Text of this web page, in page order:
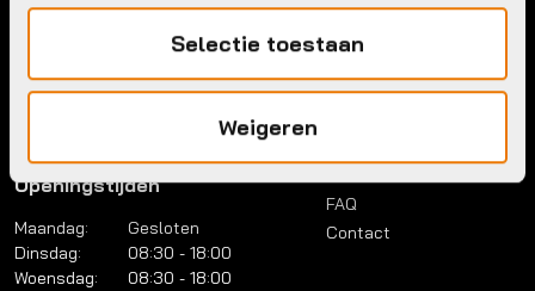
Selectie toestaan
Weigeren
info@bykestore.nl
Adres:
Brouwerstraat 8B
Openingstijden
Maandag:
Gesloten
Dinsdag:
08:30 - 18:00
Woensdag:
08:30 - 18:00
Service pakket
FAQ
Contact